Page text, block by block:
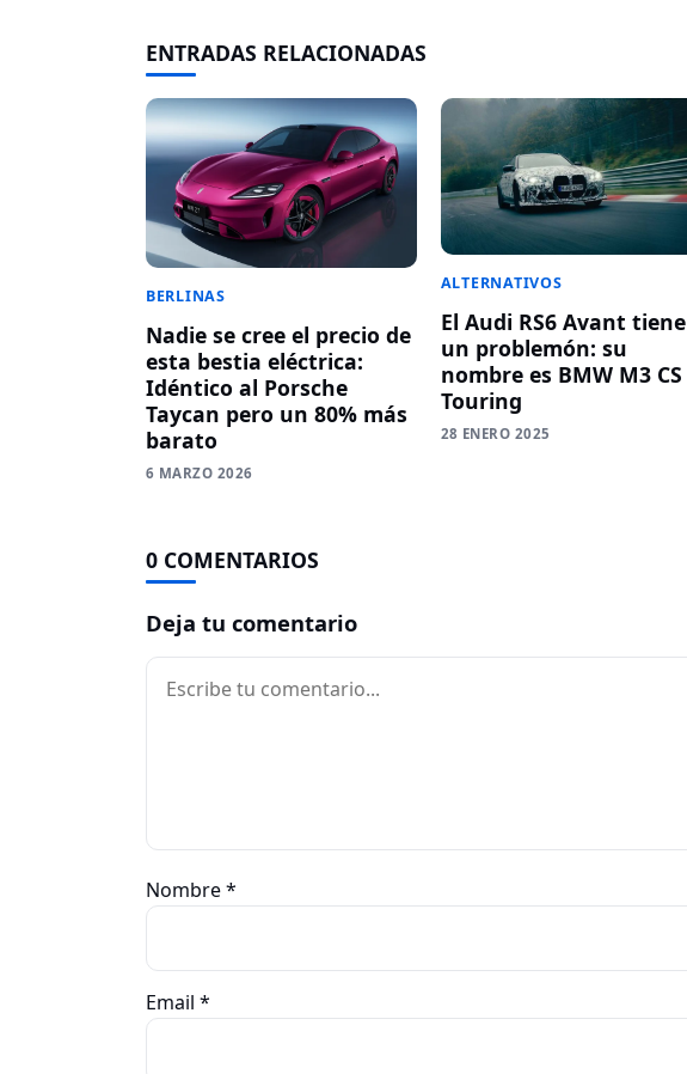
ENTRADAS RELACIONADAS
BERLINAS
Nadie se cree el precio de
esta bestia eléctrica:
Idéntico al Porsche
Taycan pero un 80% más
barato
6 MARZO 2026
ALTERNATIVOS
El Audi RS6 Avant tiene
un problemón: su
nombre es BMW M3 CS
Touring
28 ENERO 2025
0 COMENTARIOS
Deja tu comentario
Comentario
Nombre*
Email *